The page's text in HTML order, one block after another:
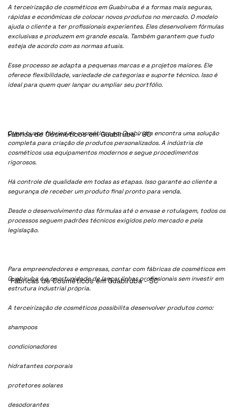
A terceirização de cosméticos em Guabiruba é a formas mais seguras,
rápidas e econômicas de colocar novos produtos no mercado. O modelo
ajuda o cliente a ter profissionais experientes. Eles desenvolvem fórmulas
exclusivas e produzem em grande escala. Também garantem que tudo
esteja de acordo com as normas atuais.
Esse processo se adapta a pequenas marcas e a projetos maiores. Ele
oferece flexibilidade, variedade de categorias e suporte técnico. Isso é
ideal para quem quer lançar ou ampliar seu portfólio.
Quem busca fábrica de cosméticos em Guabiruba encontra uma solução
completa para criação de produtos personalizados. A indústria de
cosméticos usa equipamentos modernos e segue procedimentos
rigorosos.
Há controle de qualidade em todas as etapas. Isso garante ao cliente a
segurança de receber um produto final pronto para venda.
Desde o desenvolvimento das fórmulas até o envase e rotulagem, todos os
processos seguem padrões técnicos exigidos pelo mercado e pela
legislação.
Para empreendedores e empresas, contar com fábricas de cosméticos em
Guabiruba é a oportunidade de lançar linhas profissionais sem investir em
estrutura industrial própria.
A terceirização de cosméticos possibilita desenvolver produtos como:
shampoos
condicionadores
hidratantes corporais
protetores solares
desodorantes
Fábrica de Cosméticos em Guabiruba - SC
Fábricas de Cosméticos em Guabiruba - SC